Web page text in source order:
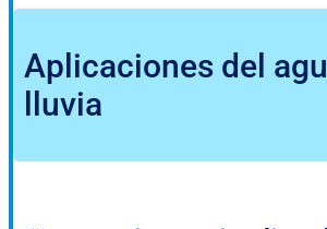
Aplicaciones del
lluvia